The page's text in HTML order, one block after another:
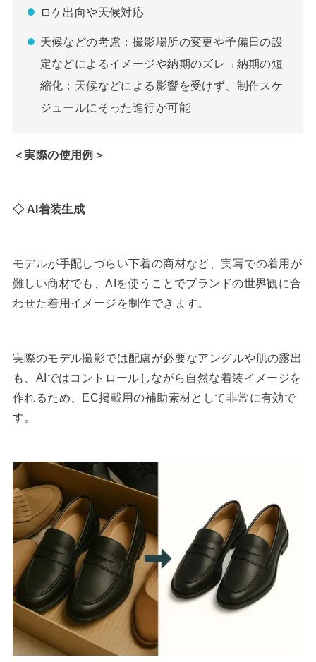
ロケ出向や天候対応
天候などの考慮：撮影場所の変更や予備日の設
定などによるイメージや納期のズレ→納期の短
縮化：天候などによる影響を受けず、制作スケ
ジュールにそった進行が可能
＜実際の使用例＞
◇ AI着装生成
モデルが手配しづらい下着の商材など、実写での着用が
難しい商材でも、AIを使うことでブランドの世界観に合
わせた着用イメージを制作できます。
実際のモデル撮影では配慮が必要なアングルや肌の露出
も、AIではコントロールしながら自然な着装イメージを
作れるため、EC掲載用の補助素材として非常に有効で
す。